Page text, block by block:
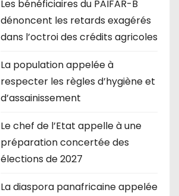
Les bénéficiaires du PAIFAR-B
dénoncent les retards exagérés
dans l’octroi des crédits agricoles
La population appelée à
respecter les règles d’hygiène et
d’assainissement
Le chef de l’Etat appelle à une
préparation concertée des
élections de 2027
La diaspora panafricaine appelée